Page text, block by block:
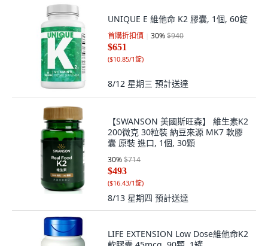
UNIQUE E 維他命 K2 膠囊, 1個, 60錠
首購折扣價 30%$940
$651
($10.85/1錠)
8/12 星期三 預計送達
【SWANSON 美國斯旺森】 維生素K2
200微克 30粒裝 納豆來源 MK7 軟膠
囊 原裝 進口, 1個, 30顆
30%$714
$493
($16.43/1錠)
8/13 星期四 預計送達
LIFE EXTENSION Low Dose維他命K2